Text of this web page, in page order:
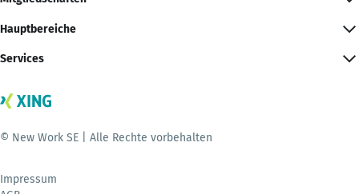
Hauptbereiche
Services
© New Work SE | Alle Rechte vorbehalten
Impressum